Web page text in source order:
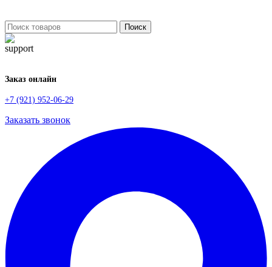
Поиск
Заказ онлайн
+7 (921) 952-06-29
Заказать звонок